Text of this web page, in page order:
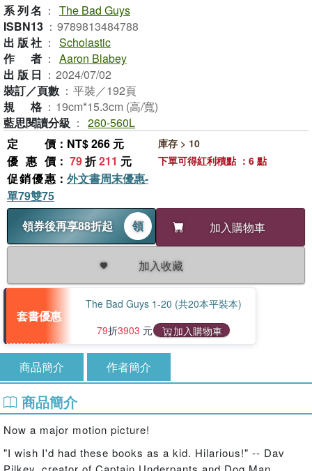
系列名 ： The Bad Guys
ISBN13 ： 9789813484788
出版社 ： Scholastic
作者 ： Aaron Blabey
出版日 ： 2024/07/02
裝訂／頁數 ： 平裝／192頁
規格 ： 19cm*15.3cm (高/寬)
藍思閱讀分級 ： 260-560L
定價 ：NT$ 266 元
優惠價 ： 79折211 元
促銷優惠 ： 外文書周末優惠-
單79雙75
領券後再享88折起
領 加入購物車
加入收藏
庫存 > 10
下單可得紅利積點 ：6 點
套書優惠
The Bad Guys 1-20 (共20本平裝本)
79折3903 元 加入購物車
商品簡介 作者簡介
商品簡介
Now a major motion picture!
"I wish I'd had these books as a kid. Hilarious!" -- Dav